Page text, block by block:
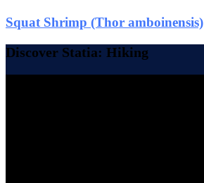
Squat Shrimp (Thor amboinensis)
Discover Statia: Hiking